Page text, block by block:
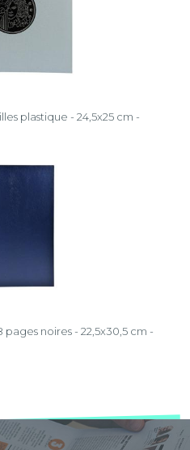
plastique - 24,5x25 cm -
noires - 22,5x30,5 cm -